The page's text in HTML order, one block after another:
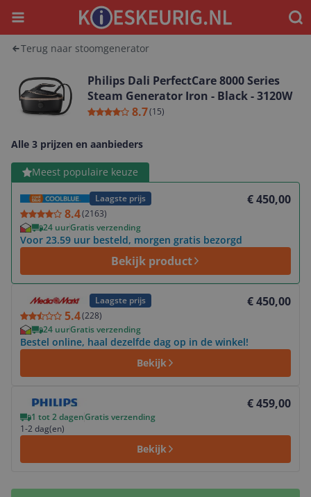
Menu
Terug naar stoomgenerator
Philips Dali PerfectCare 8000 Series
Steam Generator Iron - Black - 3120W
8.7(15)
Alle 3 prijzen en aanbieders
Meest populaire keuze
Laagste prijs
8.4(2163)
€ 450,00
24 uurGratis verzending
Voor 23.59 uur besteld, morgen gratis bezorgd
Bekijk product
Bekijk product
Laagste prijs
5.4(228)
€ 450,00
24 uurGratis verzending
Bestel online, haal dezelfde dag op in de winkel!
Bekijk
€ 459,00
1 tot 2 dagenGratis verzending
1-2 dag(en)
Bekijk